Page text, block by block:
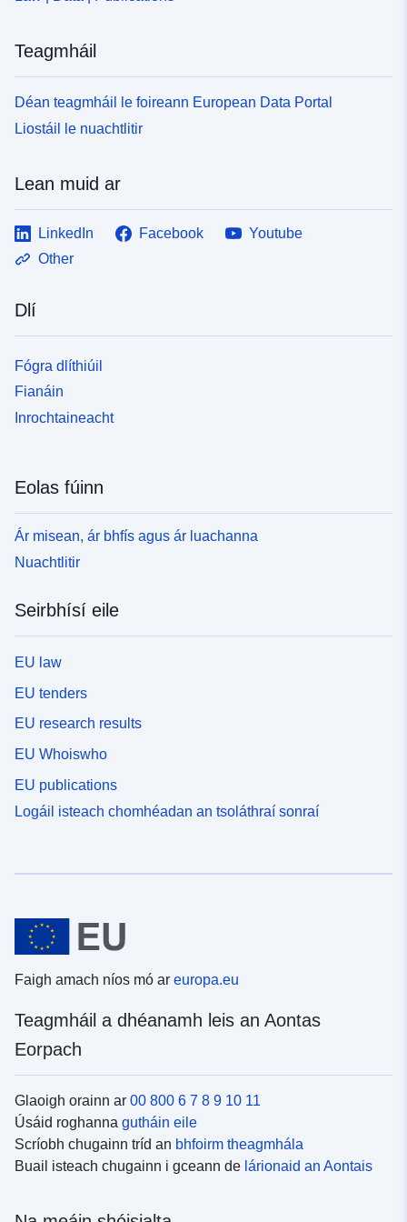
Teagmháil
Déan teagmháil le foireann European Data Portal
Liostáil le nuachtlitir
Lean muid ar
LinkedIn Facebook
Youtube
Other
Dlí
Fógra dlíthiúil
Fianáin
Inrochtaineacht
Eolas fúinn
Ár misean, ár bhfís agus ár luachanna
Nuachtlitir
Seirbhísí eile
EU law
EU tenders
EU research results
EU Whoiswho
EU publications
Logáil isteach chomhéadan an tsoláthraí sonraí
Faigh amach níos mó ar europa.eu
Teagmháil a dhéanamh leis an Aontas
Eorpach
Glaoigh orainn ar 00 800 6 7 8 9 10 11
Úsáid roghanna gutháin eile
Scríobh chugainn tríd an bhfoirm theagmhála
Buail isteach chugainn i gceann de lárionaid an Aontais